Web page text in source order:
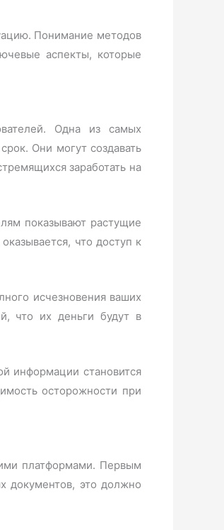
Понимание методов
аспекты, которые
Одна из самых
Они могут создавать
заработать на
показывают растущие
что доступ к
исчезновения ваших
что их деньги будут в
информации становится
осторожности при
платформами. Первым
документов, это должно